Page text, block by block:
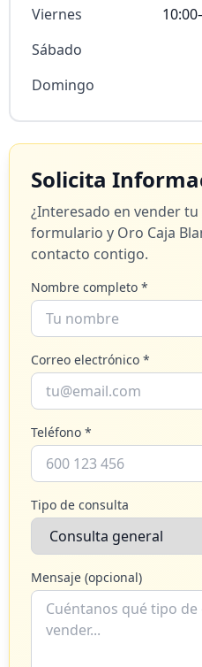
Viernes
Sábado
Domingo
Solicita
¿Interesado en vender
formulario y Oro Caja
contacto contigo.
Nombre completo *
Correo electrónico *
Teléfono *
Tipo de consulta
Mensaje (opcional)